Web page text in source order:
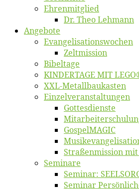
Eh­ren­mit­glied
Dr. Theo Lehmann
An­ge­bo­te
Evangelisa­tions­wo­chen
Zelt­mis­si­on
Bi­bel­ta­ge
KINDERTAGE MIT
XXL-Me­­tal­l­­bau­­kas­­ten
Einzelver­an­stal­tungen
Got­tes­diens­te
Gos­pel­MA­GIC
Straßenmis­sion
Se­mi­na­re
Se­mi­nar:
Se­mi­nar